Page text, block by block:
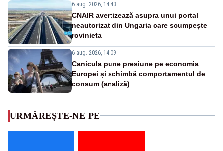
6 aug. 2026, 14:43
CNAIR avertizează asupra unui portal
neautorizat din Ungaria care scumpește
rovinieta
6 aug. 2026, 14:09
Canicula pune presiune pe economia
Europei și schimbă comportamentul de
consum (analiză)
URMĂREȘTE-NE PE